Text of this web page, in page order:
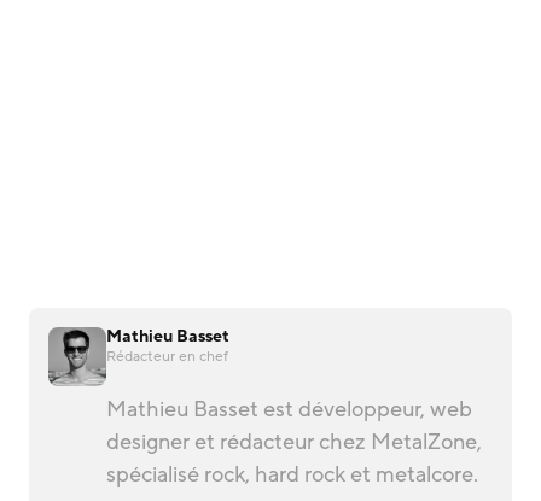
Mathieu Basset
Rédacteur en chef
Mathieu Basset est développeur, web
designer et rédacteur chez MetalZone,
spécialisé rock, hard rock et metalcore.